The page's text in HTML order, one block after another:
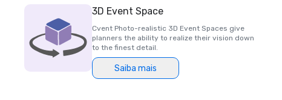
3D Event Space
Cvent Photo-realistic 3D Event Spaces give
planners the ability to realize their vision down
to the finest detail.
Saiba mais